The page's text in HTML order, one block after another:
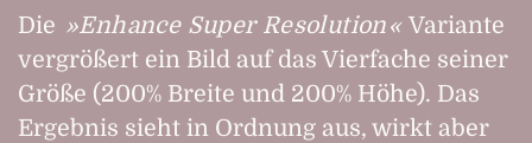
Die Enhance Super Resolution
Variante
vergrößert ein Bild auf das Vierfache seiner
Größe (200% Breite und 200% Höhe). Das
Ergebnis sieht in Ordnung aus, wirkt aber